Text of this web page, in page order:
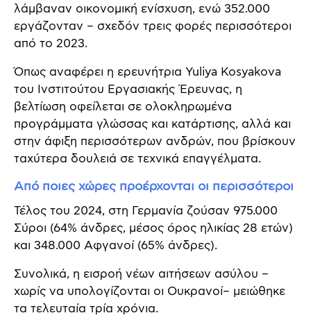
λάμβαναν οικονομική ενίσχυση, ενώ 352.000
εργάζονταν – σχεδόν τρεις φορές περισσότεροι
από το 2023.
Όπως αναφέρει η ερευνήτρια Yuliya Kosyakova
του Ινστιτούτου Εργασιακής Έρευνας, η
βελτίωση οφείλεται σε ολοκληρωμένα
προγράμματα γλώσσας και κατάρτισης, αλλά και
στην άφιξη περισσότερων ανδρών, που βρίσκουν
ταχύτερα δουλειά σε τεχνικά επαγγέλματα.
Από ποιες χώρες προέρχονται οι περισσότεροι
Τέλος του 2024, στη Γερμανία ζούσαν 975.000
Σύροι (64% άνδρες, μέσος όρος ηλικίας 28 ετών)
και 348.000 Αφγανοί (65% άνδρες).
Συνολικά, η εισροή νέων αιτήσεων ασύλου –
χωρίς να υπολογίζονται οι Ουκρανοί– μειώθηκε
τα τελευταία τρία χρόνια.